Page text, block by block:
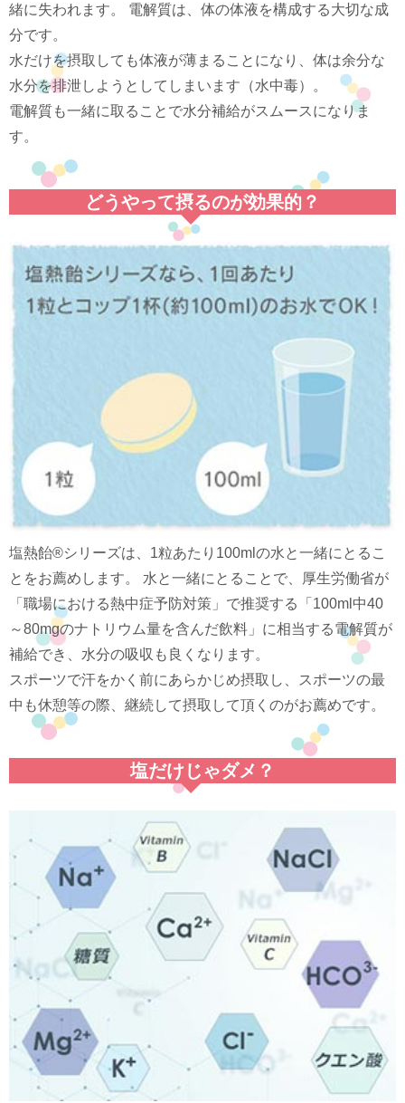
緒に失われます。 電解質は、体の体液を構成する大切な成
分です。
水だけを摂取しても体液が薄まることになり、体は余分な
水分を排泄しようとしてしまいます（水中毒）。
電解質も一緒に取ることで水分補給がスムースになりま
す。
どうやって摂るのが効果的？
塩熱飴®シリーズは、1粒あたり100mlの水と一緒にとるこ
とをお薦めします。 水と一緒にとることで、厚生労働省が
「職場における熱中症予防対策」で推奨する「100ml中40
～80mgのナトリウム量を含んだ飲料」に相当する電解質が
補給でき、水分の吸収も良くなります。
スポーツで汗をかく前にあらかじめ摂取し、スポーツの最
中も休憩等の際、継続して摂取して頂くのがお薦めです。
塩だけじゃダメ？